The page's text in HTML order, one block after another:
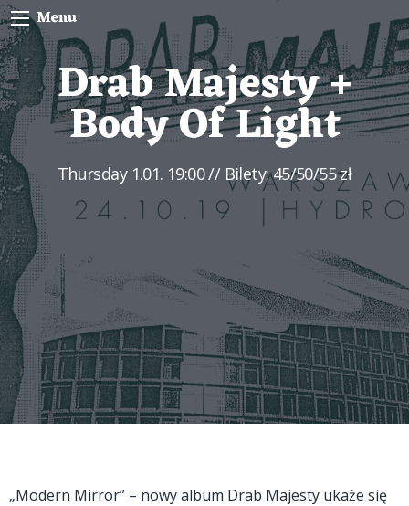
Menu
Drab Majesty +
Body Of Light
Thursday 1.01. 19:00// Bilety: 45/50/55 zł
„Modern Mirror” – nowy album Drab Majesty ukaże się